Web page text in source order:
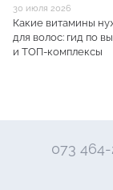
30 июля 2026
Какие витамины
для волос: гид по
и ТОП-комплексы
073